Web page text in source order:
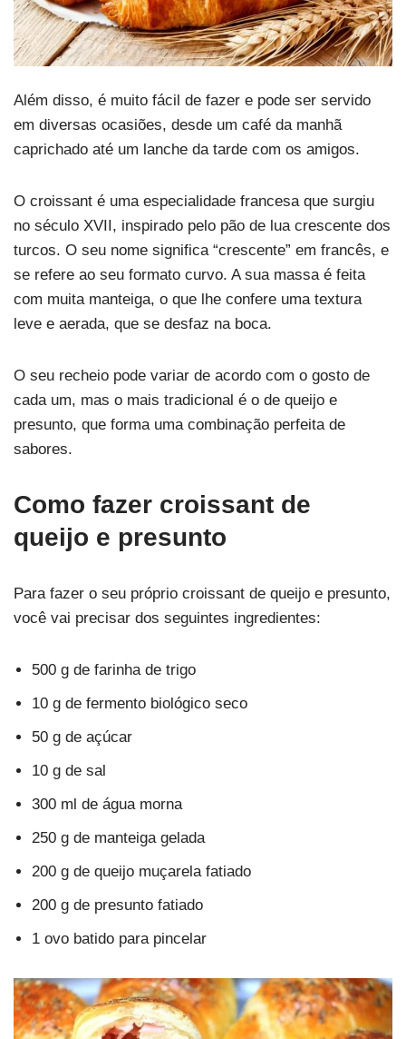
Além disso, é muito fácil de fazer e pode ser servido
em diversas ocasiões, desde um café da manhã
caprichado até um lanche da tarde com os amigos.
O croissant é uma especialidade francesa que surgiu
no século XVII, inspirado pelo pão de lua crescente dos
turcos. O seu nome significa “crescente” em francês, e
se refere ao seu formato curvo. A sua massa é feita
com muita manteiga, o que lhe confere uma textura
leve e aerada, que se desfaz na boca.
O seu recheio pode variar de acordo com o gosto de
cada um, mas o mais tradicional é o de queijo e
presunto, que forma uma combinação perfeita de
sabores.
Como fazer croissant de
queijo e presunto
Para fazer o seu próprio croissant de queijo e presunto,
você vai precisar dos seguintes ingredientes:
500 g de farinha de trigo
10 g de fermento biológico seco
50 g de açúcar
10 g de sal
300 ml de água morna
250 g de manteiga gelada
200 g de queijo muçarela fatiado
200 g de presunto fatiado
1 ovo batido para pincelar